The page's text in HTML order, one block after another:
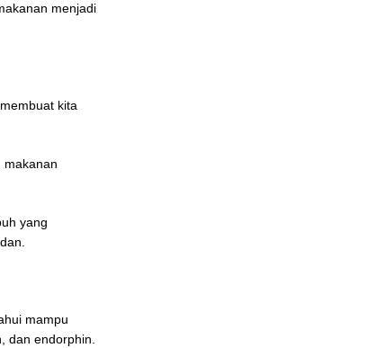
menjadi
kita
makanan
yang
mampu
dan endorphin.